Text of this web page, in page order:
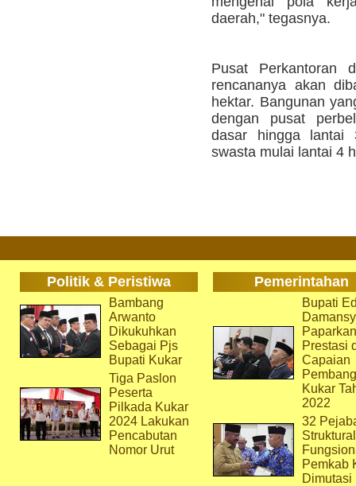
daerah," tegasnya.
Pusat Perkantoran
rencananya akan
hektar. Bangunan
dengan pusat
dasar hingga lantai
swasta mulai lantai 4
Politik & Peristiwa Pemerintahan
Bambang
Arwanto
Dikukuhkan
Sebagai Pjs
Bupati Kukar
Tiga Paslon
Peserta
Pilkada Kukar
2024 Lakukan
Pencabutan
Nomor Urut
Bupati
Paparkan
Prestasi
Capaian
Kukar
2022
32
Pemkab
Dimutasi